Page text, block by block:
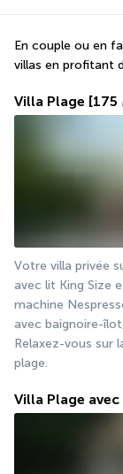
En couple ou en
villas en profitant
Villa Plage [175
Votre villa privée
avec lit King Size
machine
avec baignoire-
Relaxez-vous sur
plage.
Villa Plage